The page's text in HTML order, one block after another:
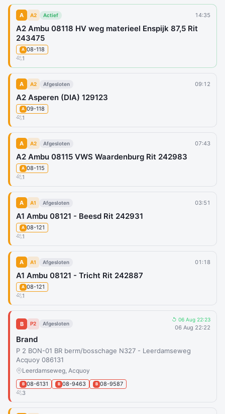
A A2 Actief 14:35
A2 Ambu 08118 HV weg materieel Enspijk 87,5 Rit
243475
A 08-118
1
A A2 Afgesloten 09:12
A2 Asperen (DIA) 129123
A 09-118
1
A A2 Afgesloten 07:43
A2 Ambu 08115 VWS Waardenburg Rit 242983
A 08-115
1
A A1 Afgesloten 03:51
A1 Ambu 08121 - Beesd Rit 242931
A 08-121
1
A A1 Afgesloten 01:18
A1 Ambu 08121 - Tricht Rit 242887
A 08-121
1
B P2 Afgesloten
↺ 06 Aug 22:23
06 Aug 22:22
Brand
P 2 BON-01 BR berm/bosschage N327 - Leerdamseweg
Acquoy 086131
Leerdamseweg, Acquoy
B 08-6131 B 08-9463 B 08-9587
3